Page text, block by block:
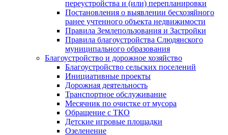
переустройства и (или) перепланировки
Постановления о выявлении бесхозяйного
ранее учтенного объекта недвижимости
Правила Землепользования и Застройки
Правила благоустройства Слюдянского
муниципального образования
Благоустройство и дорожное хозяйство
Благоустройство сельских поселений
Инициативные проекты
Дорожная деятельность
Транспортное обслуживание
Месячник по очистке от мусора
Обращение с ТКО
Детские игровые площадки
Озеленение